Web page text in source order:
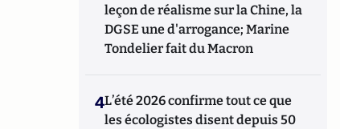
leçon de réalisme sur la Chine, la
DGSE une d'arrogance; Marine
Tondelier fait du Macron
4L’été 2026 confirme tout ce que
les écologistes disent depuis 50